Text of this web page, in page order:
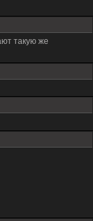
такую же